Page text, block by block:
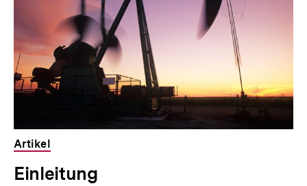
Artikel
Einleitung